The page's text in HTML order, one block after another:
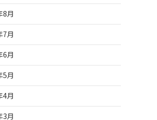
8月
7月
6月
5月
4月
3月